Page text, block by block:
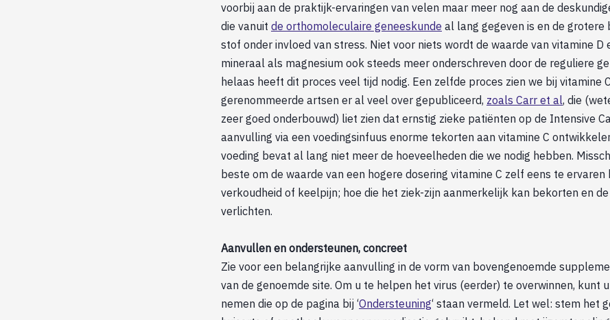
voorbij aan de praktijk-ervaringen van velen maar meer nog aan de
die vanuit de orthomoleculaire geneeskunde al lang gegeven is en de grotere
stof onder invloed van stress. Niet voor niets wordt de waarde van vitamine D
mineraal als magnesium ook steeds meer onderschreven door de reguliere
helaas heeft dit proces veel tijd nodig. Een zelfde proces zien we bij vitamine
gerenommeerde artsen er al veel over gepubliceerd, zoals Carr et al, die
zeer goed onderbouwd) liet zien dat ernstig zieke patiënten op de Intensive
aanvulling via een voedingsinfuus enorme tekorten aan vitamine C
voeding bevat al lang niet meer de hoeveelheden die we nodig hebben.
beste om de waarde van een hogere dosering vitamine C zelf eens te ervaren
verkoudheid of keelpijn; hoe die het ziek-zijn aanmerkelijk kan bekorten en
verlichten.
Aanvullen en ondersteunen, concreet
Zie voor een belangrijke aanvulling in de vorm van bovengenoemde
van de genoemde site. Om u te helpen het virus (eerder) te overwinnen, kunt
nemen die op de pagina bij ‘Ondersteuning‘ staan vermeld. Let wel: stem het